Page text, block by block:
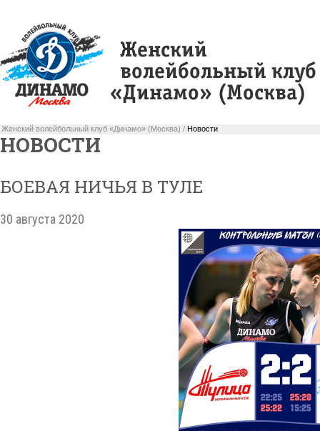
Женский волейбольный клуб «Динамо» (Москва) / Новости
НОВОСТИ
БОЕВАЯ НИЧЬЯ В ТУЛЕ
30 августа 2020